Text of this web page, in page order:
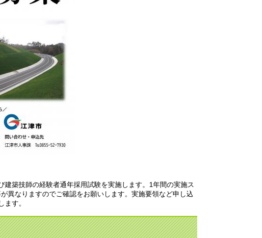
築技師の経験者通年採用試験を実施します。1年間の実施ス
異なりますのでご確認をお願いします。実施要領など申し込
す。